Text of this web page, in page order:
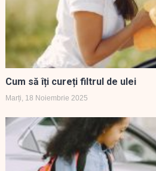
Cum să îți cureți filtrul de ulei
Marți, 18 Noiembrie 2025